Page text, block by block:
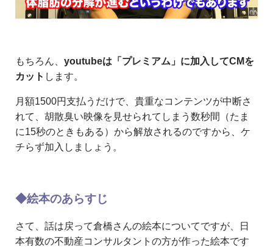
もちろん、 youtubeは「プレミアム」に加入してCMを
カット します。
月額1500円支払うだけで、貴重なコンテンツが中断さ
れて、胡散臭い映像を見せられてしまう数秒間（たま
に15秒のときもある）から解放されるのですから、ケ
チらず加入しましょう。
◆絵本のあらすじ
さて、話は戻って倉橋さんの絵本についてですが、日
本有数の不動産コンサルタントの方が作った絵本です